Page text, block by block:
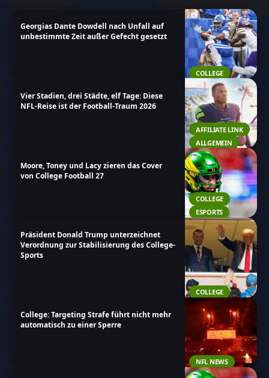
durch unsere Artikel und bleibe immer auf dem
neuesten Stand über die Entwicklungen in der Welt
COLLEGE
Georgias Dante Dowdell nach Unfall auf
unbestimmte Zeit außer Gefecht gesetzt
AFFILIATE LINK
ALLGEMEIN
Vier Stadien, drei Städte, elf Tage: Diese
NFL-Reise ist der Football-Traum 2026
COLLEGE
ESPORTS
Moore, Toney und Lacy zieren das Cover
von College Football 27
COLLEGE
Präsident Donald Trump unterzeichnet
Verordnung zur Stabilisierung des College-
Sports
NFL NEWS
College: Targeting Strafe führt nicht mehr
automatisch zu einer Sperre